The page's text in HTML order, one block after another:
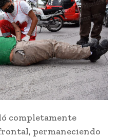
completamente
permaneciendo